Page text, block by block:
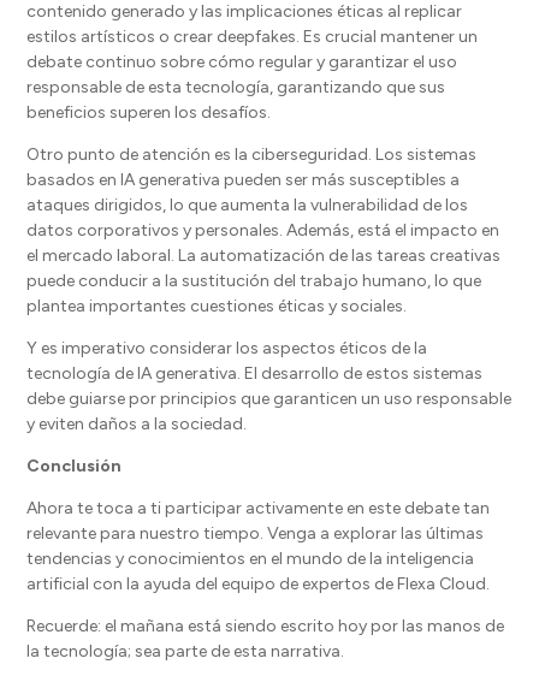
contenido generado y las implicaciones éticas al replicar
estilos artísticos o crear deepfakes. Es crucial mantener un
debate continuo sobre cómo regular y garantizar el uso
responsable de esta tecnología, garantizando que sus
beneficios superen los desafíos.
Otro punto de atención es la ciberseguridad. Los sistemas
basados ​​en IA generativa pueden ser más susceptibles a
ataques dirigidos, lo que aumenta la vulnerabilidad de los
datos corporativos y personales. Además, está el impacto en
el mercado laboral. La automatización de las tareas creativas
puede conducir a la sustitución del trabajo humano, lo que
plantea importantes cuestiones éticas y sociales.
Y es imperativo considerar los aspectos éticos de la
tecnología de IA generativa. El desarrollo de estos sistemas
debe guiarse por principios que garanticen un uso responsable
y eviten daños a la sociedad.
Conclusión
Ahora te toca a ti participar activamente en este debate tan
relevante para nuestro tiempo. Venga a explorar las últimas
tendencias y conocimientos en el mundo de la inteligencia
artificial con la ayuda del equipo de expertos de Flexa Cloud.
Recuerde: el mañana está siendo escrito hoy por las manos de
la tecnología; sea parte de esta narrativa.